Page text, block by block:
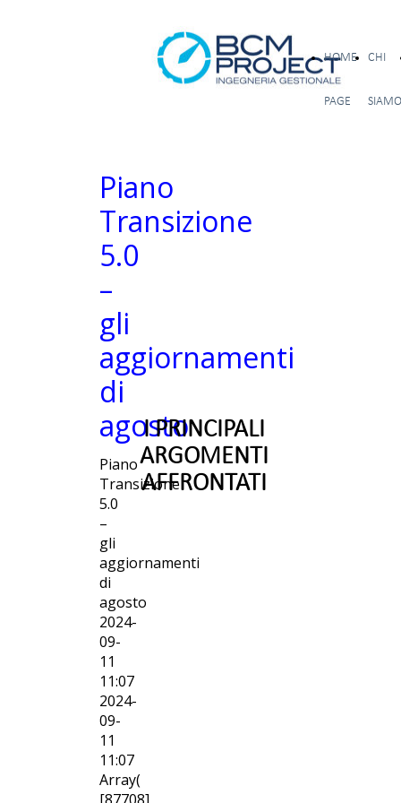
HOME
PAGE
CHI
SIAMO
Piano
Transizione
5.0
–
gli
aggiornamenti
di
agosto
Piano
Transizione
5.0
–
gli
aggiornamenti
di
agosto
2024-
09-
11
11:07
2024-
09-
11
11:07
Array(
I PRINCIPALI
ARGOMENTI
AFFRONTATI